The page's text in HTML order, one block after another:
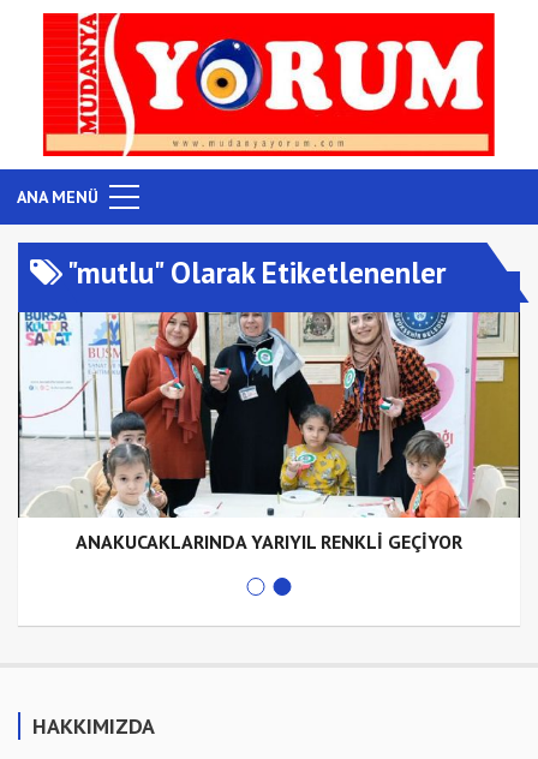
ANA MENÜ
"mutlu" Olarak Etiketlenenler
ANAKUCAKLARINDA YARIYIL RENKLİ GEÇİYOR
HAKKIMIZDA